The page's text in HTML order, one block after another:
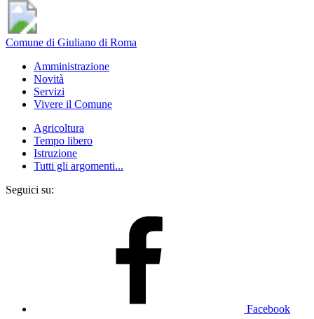
Comune di Giuliano di Roma
Amministrazione
Novità
Servizi
Vivere il Comune
Agricoltura
Tempo libero
Istruzione
Tutti gli argomenti...
Seguici su:
Facebook